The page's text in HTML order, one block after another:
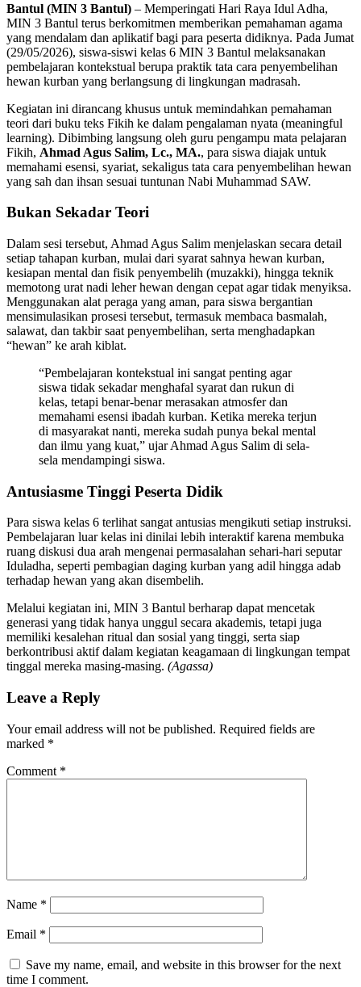
Bantul (MIN 3 Bantul) – Memperingati Hari Raya Idul Adha,
MIN 3 Bantul terus berkomitmen memberikan pemahaman agama
yang mendalam dan aplikatif bagi para peserta didiknya. Pada Jumat
(29/05/2026), siswa-siswi kelas 6 MIN 3 Bantul melaksanakan
pembelajaran kontekstual berupa praktik tata cara penyembelihan
hewan kurban yang berlangsung di lingkungan madrasah.
Kegiatan ini dirancang khusus untuk memindahkan pemahaman
teori dari buku teks Fikih ke dalam pengalaman nyata (meaningful
learning). Dibimbing langsung oleh guru pengampu mata pelajaran
Fikih, Ahmad Agus Salim, Lc., MA., para siswa diajak untuk
memahami esensi, syariat, sekaligus tata cara penyembelihan hewan
yang sah dan ihsan sesuai tuntunan Nabi Muhammad SAW.
Bukan Sekadar Teori
Dalam sesi tersebut, Ahmad Agus Salim menjelaskan secara detail
setiap tahapan kurban, mulai dari syarat sahnya hewan kurban,
kesiapan mental dan fisik penyembelih (muzakki), hingga teknik
memotong urat nadi leher hewan dengan cepat agar tidak menyiksa.
Menggunakan alat peraga yang aman, para siswa bergantian
mensimulasikan prosesi tersebut, termasuk membaca basmalah,
salawat, dan takbir saat penyembelihan, serta menghadapkan
“hewan” ke arah kiblat.
“Pembelajaran kontekstual ini sangat penting agar
siswa tidak sekadar menghafal syarat dan rukun di
kelas, tetapi benar-benar merasakan atmosfer dan
memahami esensi ibadah kurban. Ketika mereka terjun
di masyarakat nanti, mereka sudah punya bekal mental
dan ilmu yang kuat,” ujar Ahmad Agus Salim di sela-
sela mendampingi siswa.
Antusiasme Tinggi Peserta Didik
Para siswa kelas 6 terlihat sangat antusias mengikuti setiap instruksi.
Pembelajaran luar kelas ini dinilai lebih interaktif karena membuka
ruang diskusi dua arah mengenai permasalahan sehari-hari seputar
Iduladha, seperti pembagian daging kurban yang adil hingga adab
terhadap hewan yang akan disembelih.
Melalui kegiatan ini, MIN 3 Bantul berharap dapat mencetak
generasi yang tidak hanya unggul secara akademis, tetapi juga
memiliki kesalehan ritual dan sosial yang tinggi, serta siap
berkontribusi aktif dalam kegiatan keagamaan di lingkungan tempat
tinggal mereka masing-masing. (Agassa)
Leave a Reply
Your email address will not be published. Required fields are
marked *
Comment *
Name *
Email *
Save my name, email, and website in this browser for the next
time I comment.